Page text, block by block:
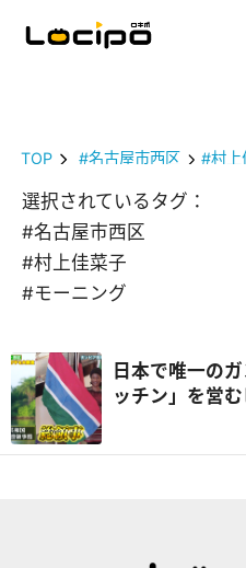
TOP #名古屋市西区 #村上
選択されているタグ：
#名古屋市西区
#村上佳菜子
#モーニング
日本で唯一の
ッチン」を営
顔は『総領事